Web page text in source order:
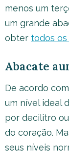
menos um
um grande
obter todos
Abacate
De acordo
um nível ideal
por decilitro
do coração.
seus níveis